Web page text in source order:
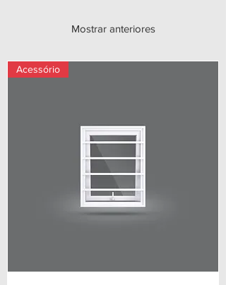
Mostrar anteriores
Acessório